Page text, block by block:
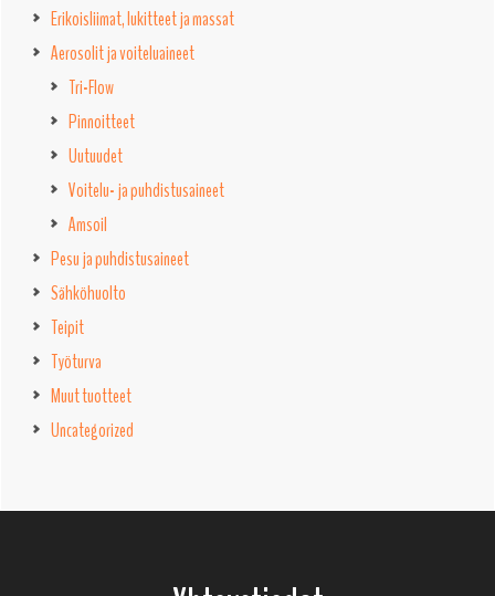
Erikoisliimat, lukitteet ja massat
Aerosolit ja voiteluaineet
Tri-Flow
Pinnoitteet
Uutuudet
Voitelu- ja puhdistusaineet
Amsoil
Pesu ja puhdistusaineet
Sähköhuolto
Teipit
Työturva
Muut tuotteet
Uncategorized